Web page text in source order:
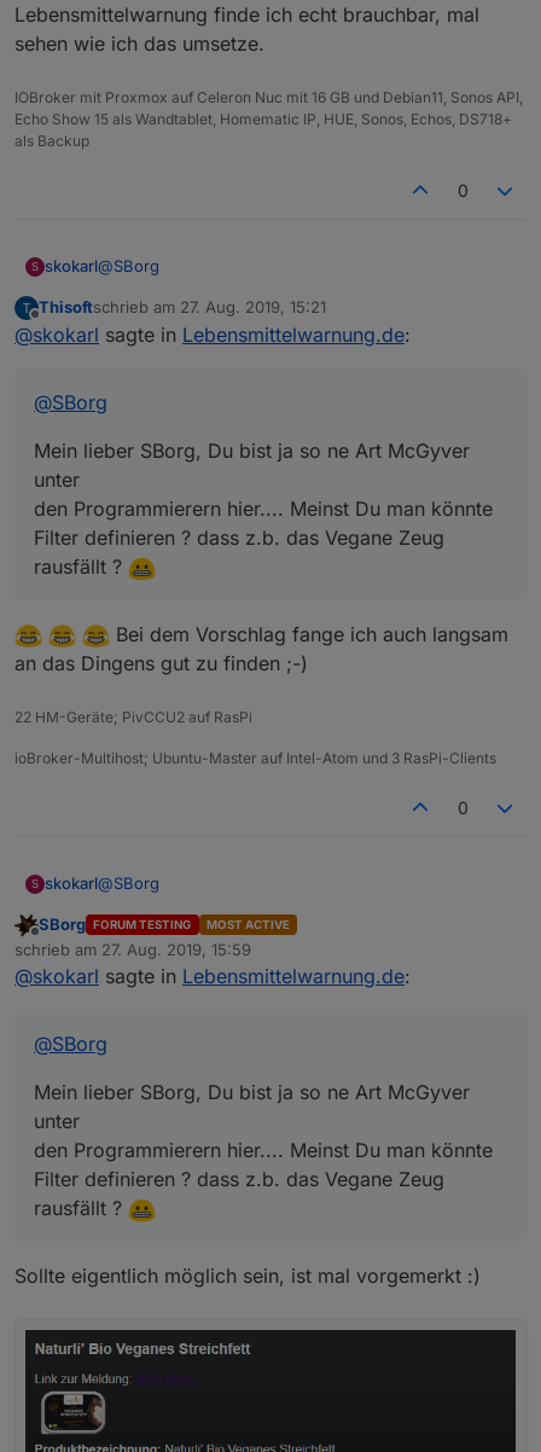
Lebensmittelwarnung finde ich echt brauchbar, mal
sehen wie ich das umsetze.
IOBroker mit Proxmox auf Celeron Nuc mit 16 GB und Debian11, Sonos API,
Echo Show 15 als Wandtablet, Homematic IP, HUE, Sonos, Echos, DS718+
als Backup
0
S skokarl@SBorg
Mein lieber SBorg, Du bist ja so ne Art McGyver unter
den Programmierern hier.... Meinst Du man könnte
Offline
Thisoftschrieb am 27. Aug. 2019, 15:21
zuletzt editiert von
@skokarl sagte in Lebensmittelwarnung.de:
@SBorg
Mein lieber SBorg, Du bist ja so ne Art McGyver
unter
den Programmierern hier.... Meinst Du man könnte
Filter definieren ? dass z.b. das Vegane Zeug
rausfällt ?
Bei dem Vorschlag fange ich auch langsam
an das Dingens gut zu finden ;-)
22 HM-Geräte; PivCCU2 auf RasPi
ioBroker-Multihost; Ubuntu-Master auf Intel-Atom und 3 RasPi-Clients
0
S skokarl@SBorg
Mein lieber SBorg, Du bist ja so ne Art McGyver unter
den Programmierern hier.... Meinst Du man könnte
Filter definieren ? dass z.b. das Vegane Zeug rausfällt
Offline
SBorg FORUM TESTING MOST ACTIVE
schrieb am 27. Aug. 2019, 15:59
zuletzt editiert von
@skokarl sagte in Lebensmittelwarnung.de:
@SBorg
Mein lieber SBorg, Du bist ja so ne Art McGyver
unter
den Programmierern hier.... Meinst Du man könnte
Filter definieren ? dass z.b. das Vegane Zeug
rausfällt ?
Sollte eigentlich möglich sein, ist mal vorgemerkt :)